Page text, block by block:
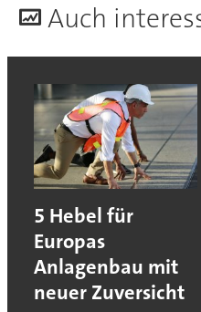
Auch
5 Hebel für
Europas
Anlagenbau mit
neuer Zuversicht